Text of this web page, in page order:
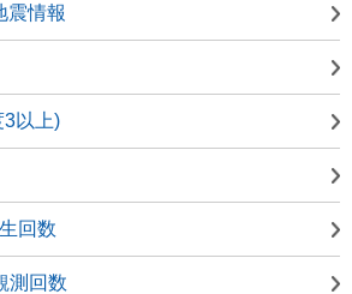
震情報
3以上)
回数
測回数